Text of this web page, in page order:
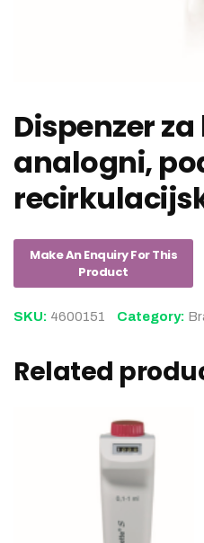
Dispenzer
analogni,
SKU: 4600151 Category:
Related